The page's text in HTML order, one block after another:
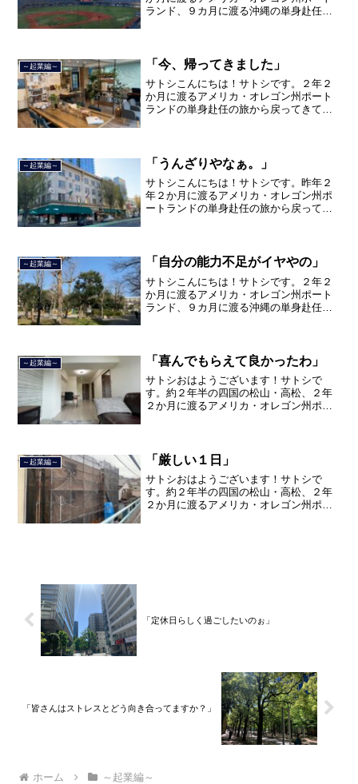
ランド、９カ月に渡る沖縄の単身赴任の
品川区南大井で不動産を主...
～起業編～ 「今、帰ってきました」
サトシこんにちは！サトシです。２年２
か月に渡るアメリカ・オレゴン州ポート
ランドの単身赴任の旅から戻ってきて、
区南大井で不動産を主に取...
～起業編～ 「うんざりやなぁ。」
サトシこんにちは！サトシです。昨年２
年２か月に渡るアメリカ・オレゴン州ポ
ートランドの単身赴任の旅から戻ってき
し、東京で不動産を主に取り...
～起業編～ 「自分の能力不足がイヤやの」
サトシこんにちは！サトシです。２年２
か月に渡るアメリカ・オレゴン州ポート
ランド、９カ月に渡る沖縄の単身赴任の
品川区南大井で不動産を主...
～起業編～ 「喜んでもらえて良かったわ」
サトシおはようございます！サトシで
す。約２年半の四国の松山・高松、２年
２か月に渡るアメリカ・オレゴン州ポー
て、２０２１年３月９日より東...
～起業編～ 「厳しい１日」
サトシおはようございます！サトシで
す。約２年半の四国の松山・高松、２年
２か月に渡るアメリカ・オレゴン州ポー
「定休日らしく過ごしたいのぉ」
「皆さんはストレスとどう向き合ってますか？」
ホーム ～起業編～